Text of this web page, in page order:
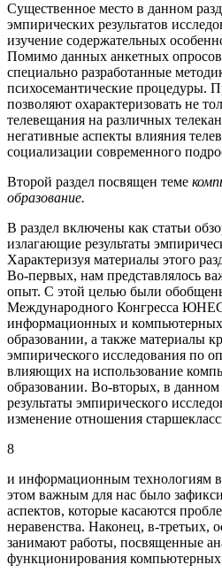
Существенное место в данном
эмпирических результатов
изучение содержательных
Помимо данных анкетных
специально разработанные
психосемантические процедуры.
позволяют охарактеризовать не
телевещания на различных
негативные аспекты влияния
социализации современного
Второй раздел посвящен теме
образование.
В раздел включены как статьи
излагающие результаты
Характеризуя материалы этого
Во-первых, нам представлялось
опыт. С этой целью были
Международного Конгресса
информационных и компьютерных
образовании, а также материалы
эмпирического исследования по
влияющих на использование
образовании. Во-вторых, в данном
результаты эмпирического
изменение отношения
8
и информационным технологиям
этом важным для нас было
аспектов, которые касаются
неравенства. Наконец, в-третьих,
занимают работы, посвященные
функционирования компьютерных